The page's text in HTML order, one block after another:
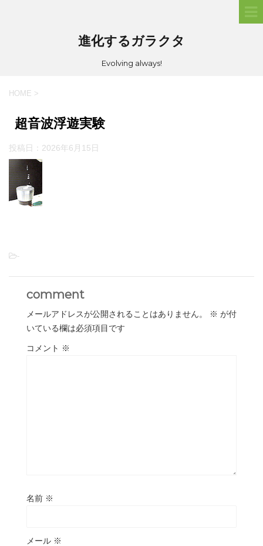
進化するガラクタ
Evolving always!
HOME >
超音波浮遊実験
投稿日： 2026年6月15日
-
comment
メールアドレスが公開されることはありません。 ※ が付
いている欄は必須項目です
コメント ※
名前 ※
メール ※